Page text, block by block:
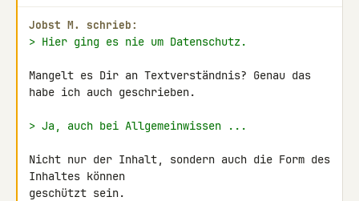
Jobst M. schrieb:
> Hier ging es nie um Datenschutz.
Mangelt es Dir an Textverständnis? Genau das
habe ich auch geschrieben.
> Ja, auch bei Allgemeinwissen ...
Nicht nur der Inhalt, sondern auch die Form des
Inhaltes können
geschützt sein.